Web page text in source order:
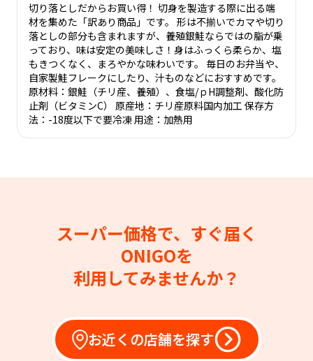
切り落としだからお買い得！ 切身を製造する際に出る端
材を集めた「訳あり商品」です。 形は不揃いでカマや切り
落としの部分も含まれますが、養殖銀鮭ならではの脂が乗
っており、味は安定の美味しさ！身はふっくら柔らか、塩
もきつくなく、まろやかな味わいです。 毎日のお弁当や、
自家製鮭フレークにしたり、汁ものなどにおすすめです。
原材料：銀鮭（チリ産、養殖）、食塩/ｐH調整剤、酸化防
止剤（ビタミンC） 原産地：チリ産原料国内加工 保存方
法：-18度以下で要冷凍 用途：加熱用
スーパー価格で、すぐ届く
ONIGOを
利用してみませんか？
お近くの店舗を探す